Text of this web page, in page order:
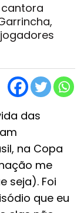
cantora
das
na Copa
me
seja). Foi
que eu